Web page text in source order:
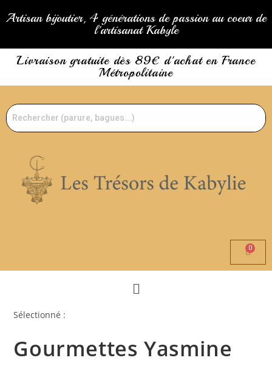
Artisan bijoutier, 4 générations de passion au coeur de
l'artisanat Kabyle
Livraison gratuite dès 89€ d'achat en France
Métropolitaine
Sélectionné :
Gourmettes Yasmine